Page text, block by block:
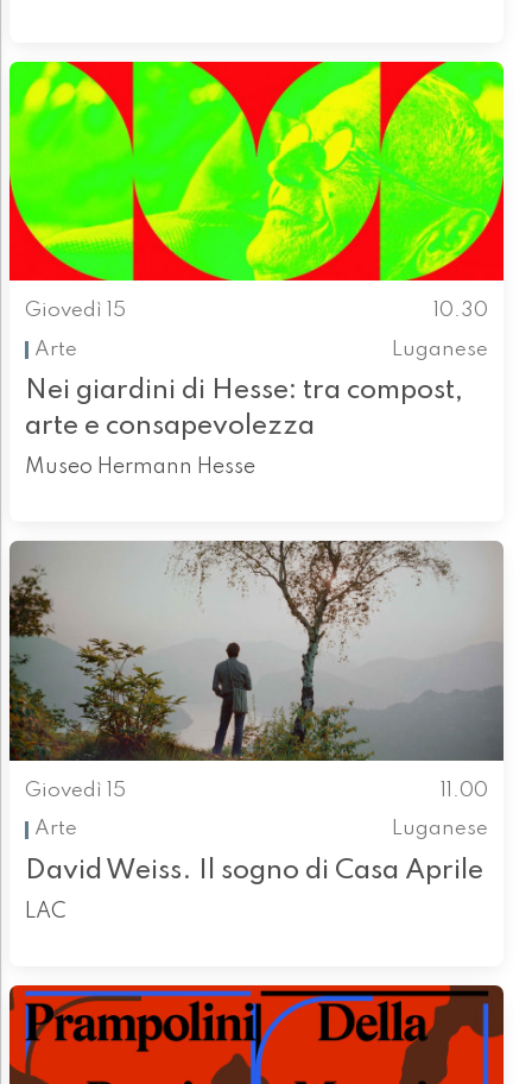
Giovedì 15
10.30
Arte
Luganese
Nei giardini di Hesse: tra compost,
arte e consapevolezza
Museo Hermann Hesse
Giovedì 15
11.00
Arte
Luganese
David Weiss. Il sogno di Casa Aprile
LAC